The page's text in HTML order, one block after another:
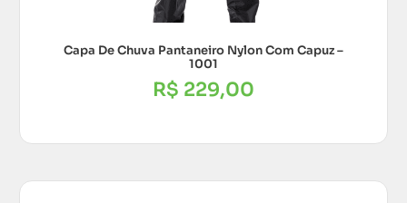
Capa De Chuva Pantaneiro Nylon Com Capuz –
1001
R$ 229,00